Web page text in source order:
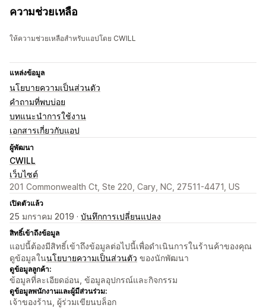
ความช่วยเหลือ
ให้ความช่วยเหลือสำหรับแอปโดย CWILL
แหล่งข้อมูล
นโยบายความเป็นส่วนตัว
คำถามที่พบบ่อย
บทแนะนำการใช้งาน
เอกสารเกี่ยวกับแอป
ผู้พัฒนา
CWILL
เว็บไซต์
201 Commonwealth Ct, Ste 220, Cary, NC, 27511-4471, US
เปิดตัวแล้ว
25 มกราคม 2019 · บันทึกการเปลี่ยนแปลง
สิทธิ์เข้าถึงข้อมูล
แอปนี้ต้องมีสิทธิ์เข้าถึงข้อมูลต่อไปนี้เพื่อดำเนินการในร้านค้าของคุณ
ดูข้อมูลในนโยบายความเป็นส่วนตัว ของนักพัฒนา
ดูข้อมูลลูกค้า:
ข้อมูลที่ละเอียดอ่อน, ข้อมูลอุปกรณ์และกิจกรรม
ดูข้อมูลพนักงานและผู้มีส่วนร่วม:
เจ้าของร้าน, ผู้ร่วมเขียนบล็อก